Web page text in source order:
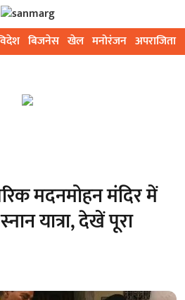
बिजनेस खेल मनोरंजन अपराजिता
मदनमोहन मंदिर में
यात्रा, देखें पूरा